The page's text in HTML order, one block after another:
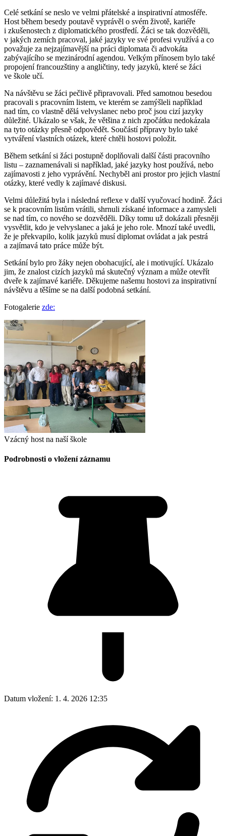
Celé setkání se neslo ve velmi přátelské a inspirativní atmosféře.
Host během besedy poutavě vyprávěl o svém životě, kariéře
i zkušenostech z diplomatického prostředí. Žáci se tak dozvěděli,
v jakých zemích pracoval, jaké jazyky ve své profesi využívá a co
považuje za nejzajímavější na práci diplomata či advokáta
zabývajícího se mezinárodní agendou. Velkým přínosem bylo také
propojení francouzštiny a angličtiny, tedy jazyků, které se žáci
ve škole učí.
Na návštěvu se žáci pečlivě připravovali. Před samotnou besedou
pracovali s pracovním listem, ve kterém se zamýšleli například
nad tím, co vlastně dělá velvyslanec nebo proč jsou cizí jazyky
důležité. Ukázalo se však, že většina z nich zpočátku nedokázala
na tyto otázky přesně odpovědět. Součástí přípravy bylo také
vytváření vlastních otázek, které chtěli hostovi položit.
Během setkání si žáci postupně doplňovali další části pracovního
listu – zaznamenávali si například, jaké jazyky host používá, nebo
zajímavosti z jeho vyprávění. Nechyběl ani prostor pro jejich vlastní
otázky, které vedly k zajímavé diskusi.
Velmi důležitá byla i následná reflexe v další vyučovací hodině. Žáci
se k pracovním listům vrátili, shrnuli získané informace a zamysleli
se nad tím, co nového se dozvěděli. Díky tomu už dokázali přesněji
vysvětlit, kdo je velvyslanec a jaká je jeho role. Mnozí také uvedli,
že je překvapilo, kolik jazyků musí diplomat ovládat a jak pestrá
a zajímavá tato práce může být.
Setkání bylo pro žáky nejen obohacující, ale i motivující. Ukázalo
jim, že znalost cizích jazyků má skutečný význam a může otevřít
dveře k zajímavé kariéře. Děkujeme našemu hostovi za inspirativní
návštěvu a těšíme se na další podobná setkání.
Fotogalerie zde:
Vzácný host na naší škole
Podrobnosti o vložení záznamu
Datum vložení: 1. 4. 2026 12:35